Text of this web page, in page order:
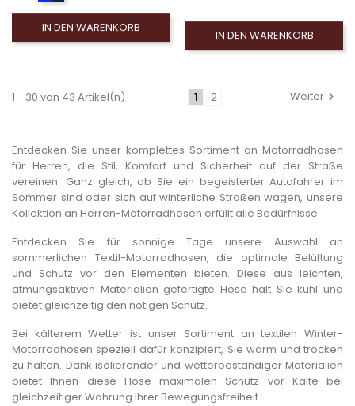
IN DEN WARENKORB
IN DEN WARENKORB
1 - 30 von 43 Artikel(n) 1 2 Weiter
Entdecken Sie unser komplettes Sortiment an Motorradhosen
für Herren, die Stil, Komfort und Sicherheit auf der Straße
vereinen. Ganz gleich, ob Sie ein begeisterter Autofahrer im
Sommer sind oder sich auf winterliche Straßen wagen, unsere
Kollektion an Herren-Motorradhosen erfüllt alle Bedürfnisse.
Entdecken Sie für sonnige Tage unsere Auswahl an
sommerlichen Textil-Motorradhosen, die optimale Belüftung
und Schutz vor den Elementen bieten. Diese aus leichten,
atmungsaktiven Materialien gefertigte Hose hält Sie kühl und
bietet gleichzeitig den nötigen Schutz.
Bei kälterem Wetter ist unser Sortiment an textilen Winter-
Motorradhosen speziell dafür konzipiert, Sie warm und trocken
zu halten. Dank isolierender und wetterbeständiger Materialien
bietet Ihnen diese Hose maximalen Schutz vor Kälte bei
gleichzeitiger Wahrung Ihrer Bewegungsfreiheit.